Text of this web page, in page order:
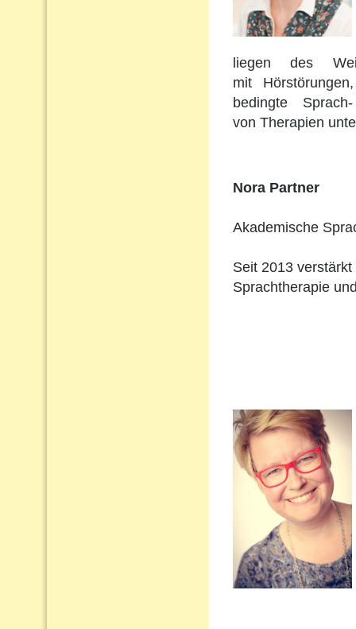
liegen des
mit
bedingte
von Therapien
Nora Partner
Akademische
Seit 2013
Sprachtherapie